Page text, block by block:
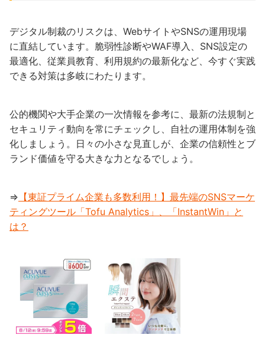
デジタル制裁のリスクは、WebサイトやSNSの運用現場
に直結しています。脆弱性診断やWAF導入、SNS設定の
最適化、従業員教育、利用規約の最新化など、今すぐ実践
できる対策は多岐にわたります。
公的機関や大手企業の一次情報を参考に、最新の法規制と
セキュリティ動向を常にチェックし、自社の運用体制を強
化しましょう。日々の小さな見直しが、企業の信頼性とブ
ランド価値を守る大きな力となるでしょう。
⇒ 【東証プライム企業も多数利用！】最先端のSNSマーケ
ティングツール「Tofu Analytics」、「InstantWin」と
は？